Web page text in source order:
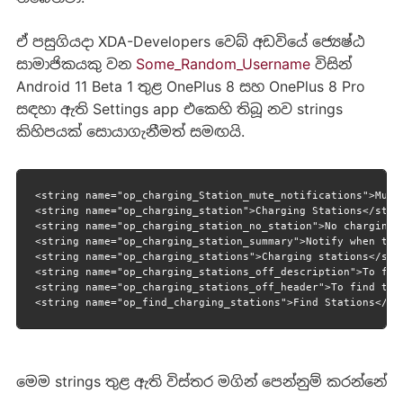
ඒ පසුගියදා XDA-Developers වෙබ් අඩවියේ ජ්‍යෙෂ්ඨ
සාමාජිකයකු වන Some_Random_Usernameවිසින්
Android 11 Beta 1 තුළ OnePlus 8 සහ OnePlus 8 Pro
සඳහා ඇති Settings app එකෙහි තිබූ නව strings
කිහිපයක් සොයාගැනීමත් සමඟයි.
<string
<string name="op_charging_station">Charging Stations</
<string name="op_charging_station_no_station">No
<string name="op_charging_station_summary">Notify
<string name="op_charging_stations">Charging stations</
<string
<string name="op_charging_stations_off_header">To
<string name="op_find_charging_stations">Find Stations</
මෙම strings තුළ ඇති විස්තර මගින් පෙන්නුම් කරන්නේ